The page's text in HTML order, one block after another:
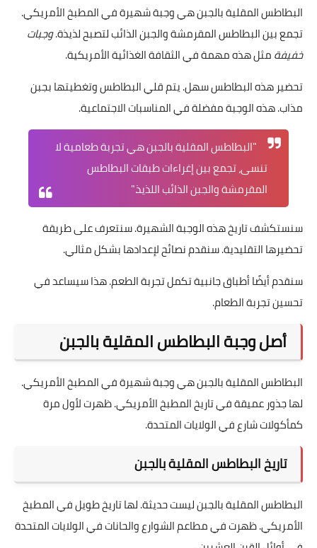
البطاطس المقلية بالجبن هي وجبة شهيرة في المطبخ الأمريكي.
تجمع بين البطاطس المقرمشة والجبن الذائب لتصبح لذيذة.وجبات
خفيفةمثل هذه مهمة في الثقافة الغذائية الأمريكية.
تحضير هذه البطاطس سهل. يتم قلي البطاطس وتغطيتها بجبن
مذاب. هذه الوجبة مفضلة في المناسبات الاجتماعية.
"البطاطس المقلية بالجبن هي تجربة طعامية لا
تنسى، تجمع بين إغراءات طبقات البطاطس
المقرمشة والجبن الذائب اللذيذ."
سنستكشف تاريخ هذه الوجبة الشهيرة. سنتعرف على طريقة
تحضيرها التقليدية. سنقدم نصائح لإعدادها بشكل مثالي.
سنقدم أيضًا أطباق جانبية تكمل تجربة الطعم. هذا سيساعد في
تحسين تجربة الطعام.
أصل وجبة البطاطس المقلية بالجبن
البطاطس المقلية بالجبن هي وجبة شهيرة في المطبخ الأمريكي.
لها جذور عميقة في تاريخ المطبخ الأمريكي. ظهرت لأول مرة
كمأكولات شارع في الولايات المتحدة.
تاريخ البطاطس المقلية بالجبن
البطاطس المقلية بالجبن ليست حديثة. لها تاريخ طويل في المطبخ
الأمريكي. ظهرت في مطاعم الشوارع والحانات في الولايات المتحدة